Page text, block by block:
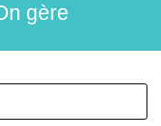
gère